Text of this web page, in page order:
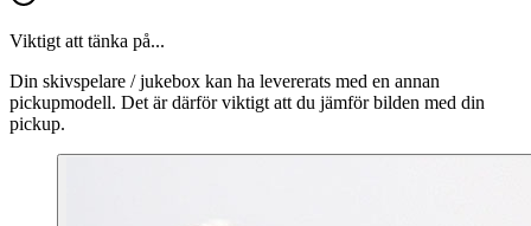
Viktigt att tänka på...
Din skivspelare / jukebox kan ha levererats med en annan
pickupmodell. Det är därför viktigt att du jämför bilden med din
pickup.